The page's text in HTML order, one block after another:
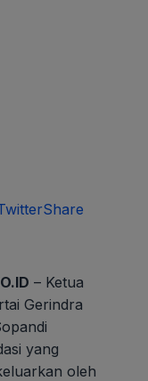
Share
– Ketua
Gerindra
yang
oleh